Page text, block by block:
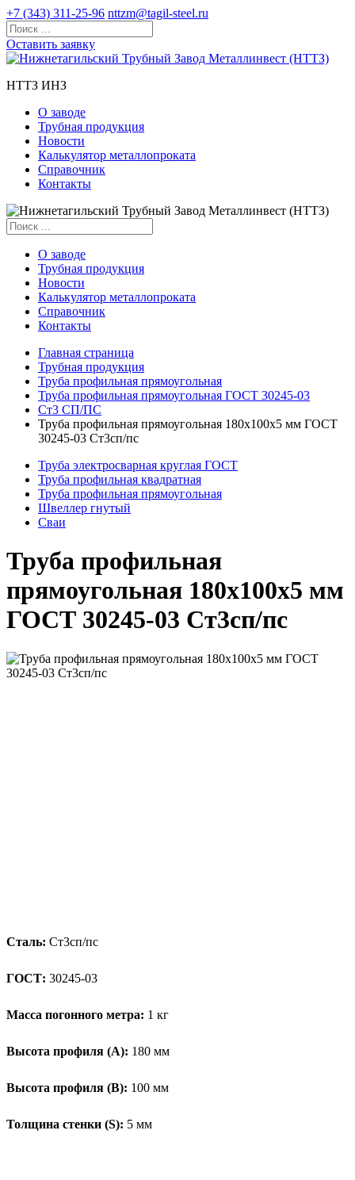
+7 (343) 311-25-96 nttzm@tagil-steel.ru
Оставить заявку
НТТЗ ИНЗ
О заводе
Трубная продукция
Новости
Калькулятор металлопроката
Справочник
Контакты
О заводе
Трубная продукция
Новости
Калькулятор металлопроката
Справочник
Контакты
Главная страница
Трубная продукция
Труба профильная прямоугольная
Труба профильная прямоугольная ГОСТ 30245-03
Ст3 СП/ПС
Труба профильная прямоугольная 180x100x5 мм ГОСТ
30245-03 Ст3сп/пс
Труба электросварная круглая ГОСТ
Труба профильная квадратная
Труба профильная прямоугольная
Швеллер гнутый
Сваи
Труба профильная
прямоугольная 180x100x5 мм
ГОСТ 30245-03 Ст3сп/пс
Сталь: Ст3сп/пс
ГОСТ: 30245-03
Масса погонного метра: 1 кг
Высота профиля (А): 180 мм
Высота профиля (B): 100 мм
Толщина стенки (S): 5 мм